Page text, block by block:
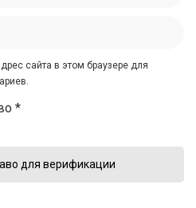
сайта в этом браузере для
*
для верификации